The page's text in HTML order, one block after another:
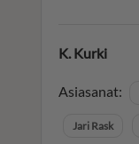
K. Kurki
Asiasanat:
Jari Rask